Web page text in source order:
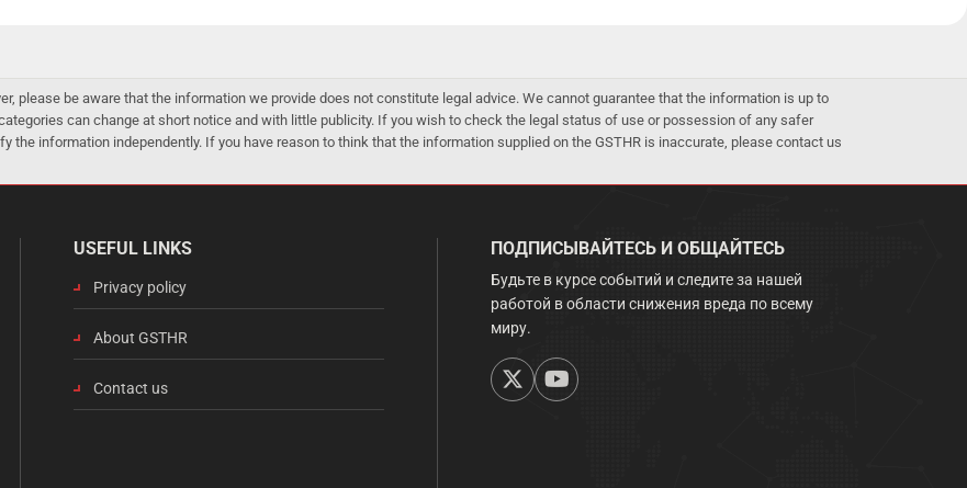
please be aware that the information we provide does not constitute legal advice. We cannot guarantee that the information is up to
can change at short notice and with little publicity. If you wish to check the legal status of use or possession of any safer
the information independently. If you have reason to think that the information supplied on the GSTHR is inaccurate, please contact us
USEFUL LINKS
Privacy policy
About GSTHR
Contact us
ПОДПИСЫВАЙТЕСЬ И ОБЩАЙТЕСЬ
Будьте в курсе событий и следите за нашей
работой в области снижения вреда по всему
миру.